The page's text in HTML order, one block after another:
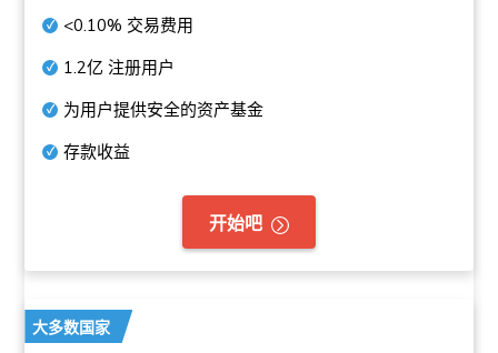
<0.10% 交易费用
1.2亿 注册用户
为用户提供安全的资产基金
存款收益
开始吧
大多数国家